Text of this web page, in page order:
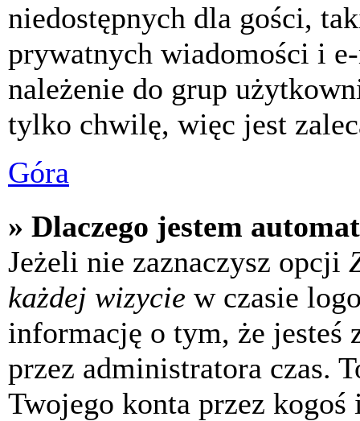
niedostępnych dla gości,
prywatnych wiadomości i
należenie do grup
tylko chwilę, więc jest
Góra
» Dlaczego jestem
Jeżeli nie zaznaczysz opcji
każdej wizycie w czasie
informację o tym, że jesteś
przez administratora czas.
Twojego konta przez kogoś